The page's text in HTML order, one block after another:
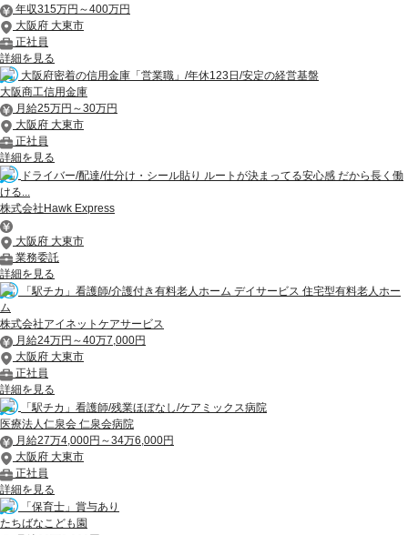
年収315万円～400万円
大阪府 大東市
正社員
詳細を見る
大阪府密着の信用金庫「営業職」/年休123日/安定の経営基盤
大阪商工信用金庫
月給25万円～30万円
大阪府 大東市
正社員
詳細を見る
ドライバー/配達/仕分け・シール貼り ルートが決まってる安心感 だから長く働
ける...
株式会社Hawk Express
大阪府 大東市
業務委託
詳細を見る
「駅チカ」看護師/介護付き有料老人ホーム デイサービス 住宅型有料老人ホー
ム
株式会社アイネットケアサービス
月給24万円～40万7,000円
大阪府 大東市
正社員
詳細を見る
「駅チカ」看護師/残業ほぼなし/ケアミックス病院
医療法人仁泉会 仁泉会病院
月給27万4,000円～34万6,000円
大阪府 大東市
正社員
詳細を見る
「保育士」賞与あり
たちばなこども園